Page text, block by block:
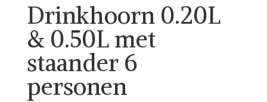
Drinkhoorn 0.20L
& 0.50L met
staander 6
personen